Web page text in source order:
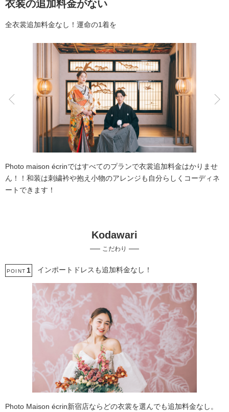
衣装
オプション
アクセス/TEL スタジオトップ
歴史的建造物での撮影
自慢の修正技術
ソロウエディング
チャペルでの撮影
人気スポットでの撮影
衣装の試着
豊富な色打掛・着物
衣装の追加料金がない
全衣裳追加料金なし！運命の1着を
Photo maison écrinではすべてのプランで衣裳追加料金はかりませ
ん！！和装は刺繍衿や抱え小物のアレンジも自分らしくコーディネ
ートできます！
Kodawari
こだわり
POINT 1 インポートドレスも追加料金なし！
Photo Maison écrin新宿店ならどの衣裳を選んでも追加料金なし。